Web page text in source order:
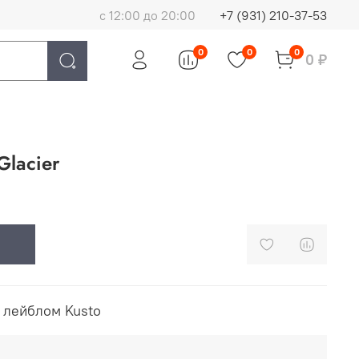
с 12:00 до 20:00 +7 (931) 210-37-53
0 0 0 0 ₽
лейблом Kusto